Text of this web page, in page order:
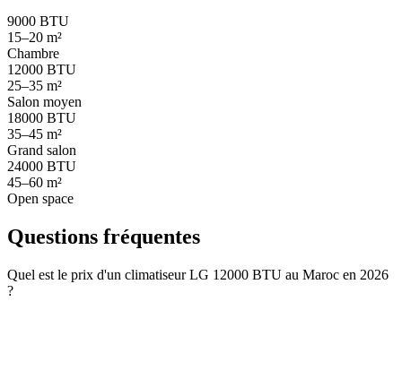
9000 BTU
15–20 m²
Chambre
12000 BTU
25–35 m²
Salon moyen
18000 BTU
35–45 m²
Grand salon
24000 BTU
45–60 m²
Open space
Questions fréquentes
Quel est le prix d'un climatiseur LG 12000 BTU au Maroc en 2026
?